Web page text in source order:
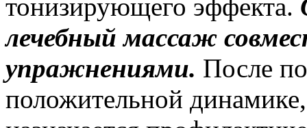
тонизирующего эффекта.
лечебный массаж
упражнениями. После
положительной